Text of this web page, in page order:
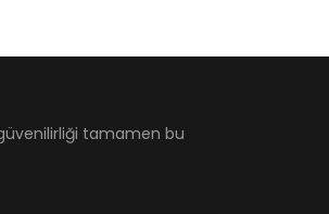
tamamen bu